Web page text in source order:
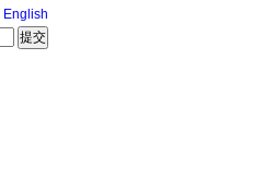
English